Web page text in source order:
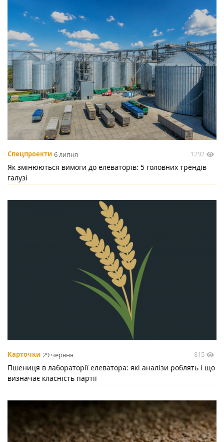
Спецпроекти 6 липня 1292
Як змінюються вимоги до елеваторів: 5 головних трендів
галузі
Карточки 29 червня 815
Пшениця в лабораторії елеватора: які аналізи роблять і що
визначає класність партії